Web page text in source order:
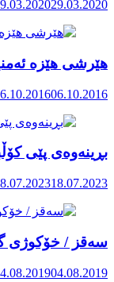
29.03.2020
هێرشی هێزە
06.10.2016
بڕینەوەی پێی
18.07.2023
سەقز / خۆکوژی
04.08.2019